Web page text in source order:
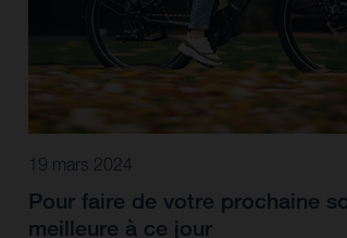
19 mars 2024
Pour faire de votre prochaine
meilleure à ce jour